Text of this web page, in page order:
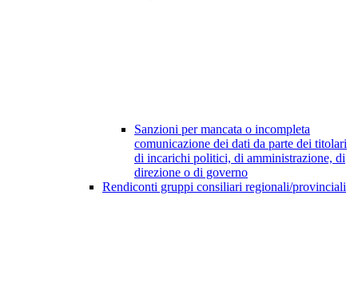
Sanzioni per mancata o incompleta
comunicazione dei dati da parte dei titolari
di incarichi politici, di amministrazione, di
direzione o di governo
Rendiconti gruppi consiliari regionali/provinciali